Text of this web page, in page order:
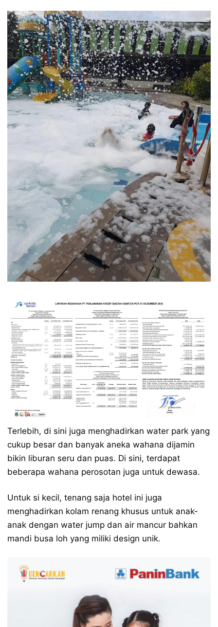
Terlebih, di sini juga menghadirkan water park yang
cukup besar dan banyak aneka wahana dijamin
bikin liburan seru dan puas. Di sini, terdapat
beberapa wahana perosotan juga untuk dewasa.
Untuk si kecil, tenang saja hotel ini juga
menghadirkan kolam renang khusus untuk anak-
anak dengan water jump dan air mancur bahkan
mandi busa loh yang miliki design unik.